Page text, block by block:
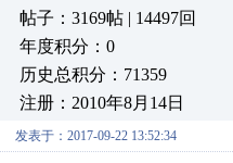
帖子：3169帖 | 14497回
年度积分：0
历史总积分：71359
注册：2010年8月14日
发表于：2017-09-22 13:52:34